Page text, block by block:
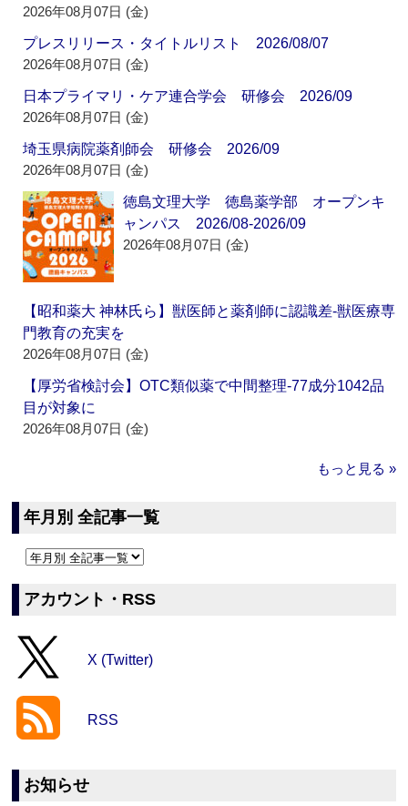
2026年08月07日 (金)
プレスリリース・タイトルリスト 2026/08/07
2026年08月07日 (金)
日本プライマリ・ケア連合学会 研修会 2026/09
2026年08月07日 (金)
埼玉県病院薬剤師会 研修会 2026/09
2026年08月07日 (金)
徳島文理大学 徳島薬学部 オープンキ
ャンパス 2026/08-2026/09
2026年08月07日 (金)
【昭和薬大 神林氏ら】獣医師と薬剤師に認識差‐獣医療専
門教育の充実を
2026年08月07日 (金)
【厚労省検討会】OTC類似薬で中間整理‐77成分1042品
目が対象に
2026年08月07日 (金)
もっと見る »
年月別 全記事一覧
アカウント・RSS
X (Twitter)
RSS
お知らせ